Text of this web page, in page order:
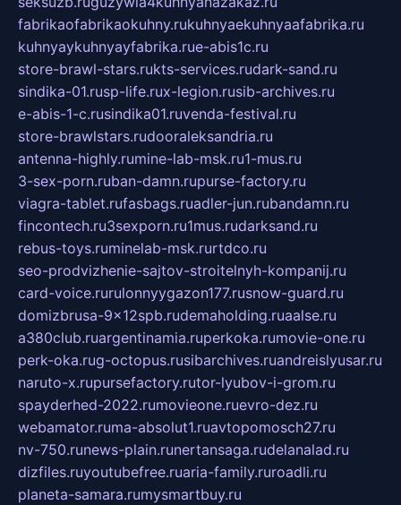
fabrikaofabrikaokuhny.rukuhnyaekuhnyaafabrika.ru
kuhnyaykuhnyayfabrika.rue-abis1c.ru
store-brawl-stars.rukts-services.rudark-sand.ru
sindika-01.rusp-life.rux-legion.rusib-archives.ru
e-abis-1-c.rusindika01.ruvenda-festival.ru
store-brawlstars.rudooraleksandria.ru
antenna-highly.rumine-lab-msk.ru1-mus.ru
3-sex-porn.ruban-damn.rupurse-factory.ru
viagra-tablet.rufasbags.ruadler-jun.rubandamn.ru
fincontech.ru3sexporn.ru1mus.rudarksand.ru
rebus-toys.ruminelab-msk.rurtdco.ru
seo-prodvizhenie-sajtov-stroitelnyh-kompanij.ru
card-voice.rurulonnyygazon177.rusnow-guard.ru
domizbrusa-9x12spb.rudemaholding.ruaalse.ru
a380club.ruargentinamia.ruperkoka.rumovie-one.ru
perk-oka.rug-octopus.rusibarchives.ruandreislyusar.ru
naruto-x.rupursefactory.rutor-lyubov-i-grom.ru
spayderhed-2022.rumovieone.ruevro-dez.ru
webamator.ruma-absolut1.ruavtopomosch27.ru
nv-750.runews-plain.runertansaga.rudelanalad.ru
dizfiles.ruyoutubefree.ruaria-family.ruroadli.ru
planeta-samara.rumysmartbuy.ru